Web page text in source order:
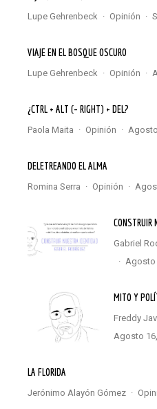
Lupe Gehrenbeck · Opinión ·
VIAJE EN EL BOSQUE OSCURO
Lupe Gehrenbeck · Opinión ·
¿CTRL + ALT (- RIGHT) + DEL?
Paola Maita · Opinión ·
DELETREANDO EL ALMA
Romina Serra · Opinión ·
Gabriel
·
MITO Y
Freddy
agosto
LA FLORIDA
Jerónimo Alayón Gómez ·